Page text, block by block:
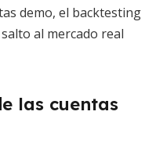
demo, el backtesting
al mercado real
las cuentas